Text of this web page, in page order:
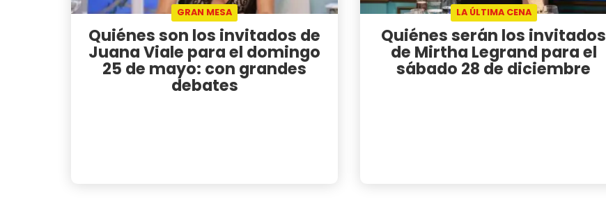
GRAN MESA
Quiénes son los invitados de
Juana Viale para el domingo
25 de mayo: con grandes
debates
LA ÚLTIMA CENA
Quiénes serán los invitados
de Mirtha Legrand para el
sábado 28 de diciembre